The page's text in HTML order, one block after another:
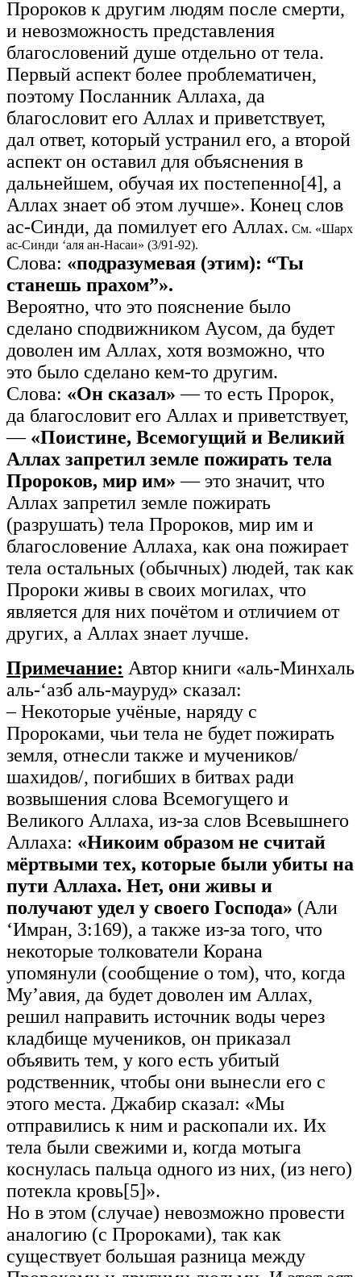
Пророков к другим людям после смерти,
и невозможность представления
благословений душе отдельно от тела.
Первый аспект более проблематичен,
поэтому Посланник Аллаха, да
благословит его Аллах и приветствует,
дал ответ, который устранил его, а второй
аспект он оставил для объяснения в
дальнейшем, обучая их постепенно[4], а
Аллах знает об этом лучше». Конец слов
ас-Синди, да помилует его Аллах. См. «Шарх
ас-Синди ‘аля ан-Насаи» (3/91-92).
Слова: «подразумевая (этим): “Ты
станешь прахом”».
Вероятно, что это пояснение было
сделано сподвижником Аусом, да будет
доволен им Аллах, хотя возможно, что
это было сделано кем-то другим.
Слова: «Он сказал» — то есть Пророк,
да благословит его Аллах и приветствует,
— «Поистине, Всемогущий и Великий
Аллах запретил земле пожирать тела
Пророков, мир им» — это значит, что
Аллах запретил земле пожирать
(разрушать) тела Пророков, мир им и
благословение Аллаха, как она пожирает
тела остальных (обычных) людей, так как
Пророки живы в своих могилах, что
является для них почётом и отличием от
других, а Аллах знает лучше.
Примечание: Автор книги «аль-Минхаль
аль-‘азб аль-мауруд» сказал:
– Некоторые учёные, наряду с
Пророками, чьи тела не будет пожирать
земля, отнесли также и мучеников/
шахидов/, погибших в битвах ради
возвышения слова Всемогущего и
Великого Аллаха, из-за слов Всевышнего
Аллаха: «Никоим образом не считай
мёртвыми тех, которые были убиты на
пути Аллаха. Нет, они живы и
получают удел у своего Господа» (Али
‘Имран, 3:169), а также из-за того, что
некоторые толкователи Корана
упомянули (сообщение о том), что, когда
Му’авия, да будет доволен им Аллах,
решил направить источник воды через
кладбище мучеников, он приказал
объявить тем, у кого есть убитый
родственник, чтобы они вынесли его с
этого места. Джабир сказал: «Мы
отправились к ним и раскопали их. Их
тела были свежими и, когда мотыга
коснулась пальца одного из них, (из него)
потекла кровь[5]».
Но в этом (случае) невозможно провести
аналогию (с Пророками), так как
существует большая разница между